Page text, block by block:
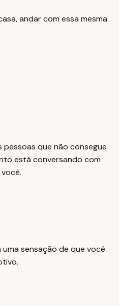
andar com essa mesma
pessoas que não consegue
está conversando com
sensação de que você